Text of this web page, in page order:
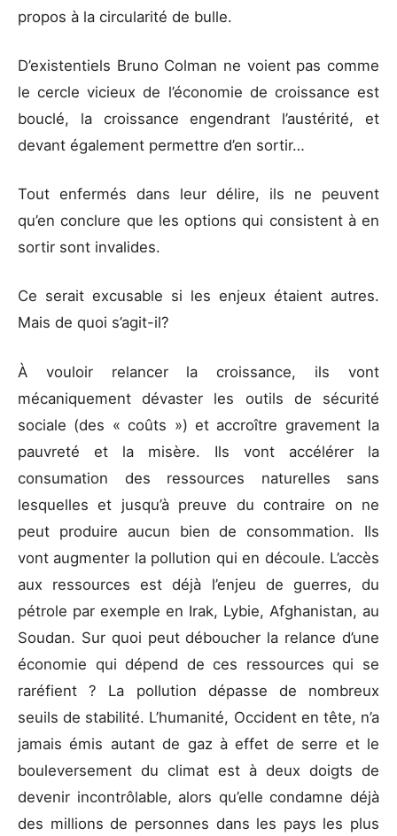
propos à la circularité de bulle.
D’existentiels Bruno Colman ne voient pas comme
le cercle vicieux de l’économie de croissance est
bouclé, la croissance engendrant l’austérité, et
devant également permettre d’en sortir…
Tout enfermés dans leur délire, ils ne peuvent
qu’en conclure que les options qui consistent à en
sortir sont invalides.
Ce serait excusable si les enjeux étaient autres.
Mais de quoi s’agit-il?
À vouloir relancer la croissance, ils vont
mécaniquement dévaster les outils de sécurité
sociale (des « coûts ») et accroître gravement la
pauvreté et la misère. Ils vont accélérer la
consumation des ressources naturelles sans
lesquelles et jusqu’à preuve du contraire on ne
peut produire aucun bien de consommation. Ils
vont augmenter la pollution qui en découle. L’accès
aux ressources est déjà l’enjeu de guerres, du
pétrole par exemple en Irak, Lybie, Afghanistan, au
Soudan. Sur quoi peut déboucher la relance d’une
économie qui dépend de ces ressources qui se
raréfient ? La pollution dépasse de nombreux
seuils de stabilité. L’humanité, Occident en tête, n’a
jamais émis autant de gaz à effet de serre et le
bouleversement du climat est à deux doigts de
devenir incontrôlable, alors qu’elle condamne déjà
des millions de personnes dans les pays les plus